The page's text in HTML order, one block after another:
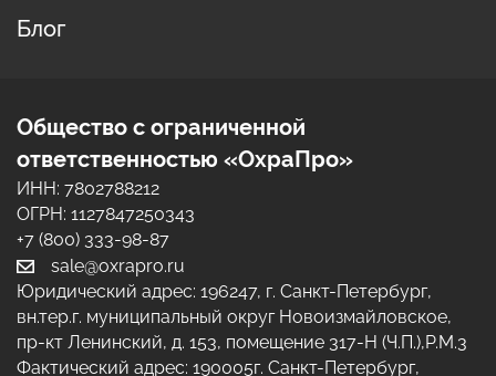
Блог
Общество с ограниченной
ответственностью «ОхраПро»
ИНН: 7802788212
ОГРН: 1127847250343
+7 (800) 333-98-87
sale@oxrapro.ru
Юридический адрес: 196247, г. Санкт-Петербург,
вн.тер.г. муниципальный округ Новоизмайловское,
пр-кт Ленинский, д. 153, помещение 317-Н (Ч.П.),Р.М.3
Фактический адрес: 190005г. Санкт-Петербург,